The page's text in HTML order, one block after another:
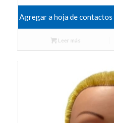
Agregar a hoja de contactos
Leer más